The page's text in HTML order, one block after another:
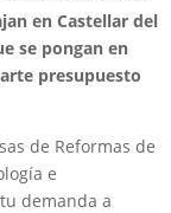
en Castellar del
se pongan en
presupuesto
de Reformas de
e
demanda a